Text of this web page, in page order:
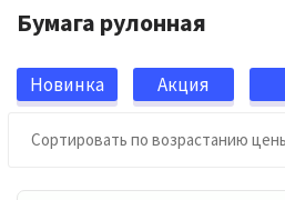
Бумага рулонная
Новинка Акция